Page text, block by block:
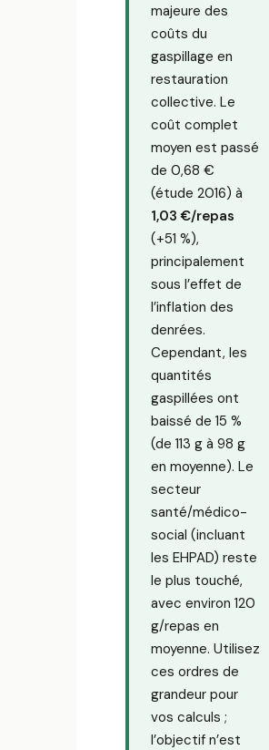
majeure des
coûts du
gaspillage en
restauration
collective. Le
coût complet
moyen est passé
de 0,68 €
(étude 2016) à
1,03 €/repas
(+51 %),
principalement
sous l’effet de
l’inflation des
denrées.
Cependant, les
quantités
gaspillées ont
baissé de 15 %
(de 113 g à 98 g
en moyenne). Le
secteur
santé/médico-
social (incluant
les EHPAD) reste
le plus touché,
avec environ 120
g/repas en
moyenne. Utilisez
ces ordres de
grandeur pour
vos calculs ;
l’objectif n’est